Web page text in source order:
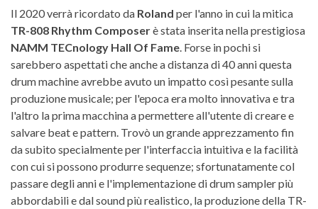
Il 2020 verrà ricordato da Roland per l'anno in cui la mitica
TR-808 Rhythm Composerè stata inserita nella prestigiosa
NAMM TECnology Hall Of Fame . Forse in pochi si
sarebbero aspettati che anche a distanza di 40 anni questa
drum machine avrebbe avuto un impatto così pesante sulla
produzione musicale; per l'epoca era molto innovativa e tra
l'altro la prima macchina a permettere all'utente di creare e
salvare beat e pattern. Trovò un grande apprezzamento fin
da subito specialmente per l'interfaccia intuitiva e la facilità
con cui si possono produrre sequenze; sfortunatamente col
passare degli anni e l'implementazione di drum sampler più
abbordabili e dal sound più realistico, la produzione della TR-